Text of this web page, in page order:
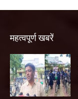
महत्वपूर्ण खबरें